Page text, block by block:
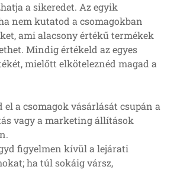
a sikeredet. Az egyik
nem kutatod a csomagokban
ami alacsony értékű termékek
Mindig értékeld az egyes
mielőtt elköteleznéd magad a
el a csomagok vásárlását csupán a
vagy a marketing állítások
figyelmen kívül a lejárati
ha túl sokáig vársz,